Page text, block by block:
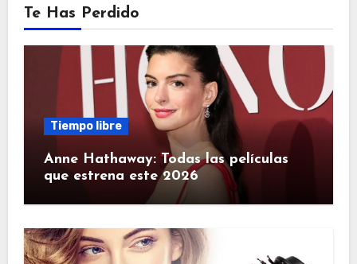
Te Has Perdido
Tiempo libre
Anne Hathaway: Todas las películas
que estrena este 2026